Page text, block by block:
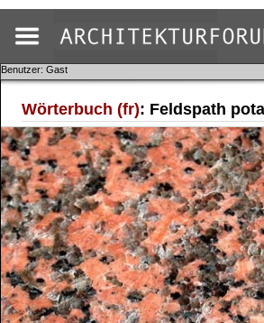
Benutzer: Gast
Wörterbuch (fr): Feldspath